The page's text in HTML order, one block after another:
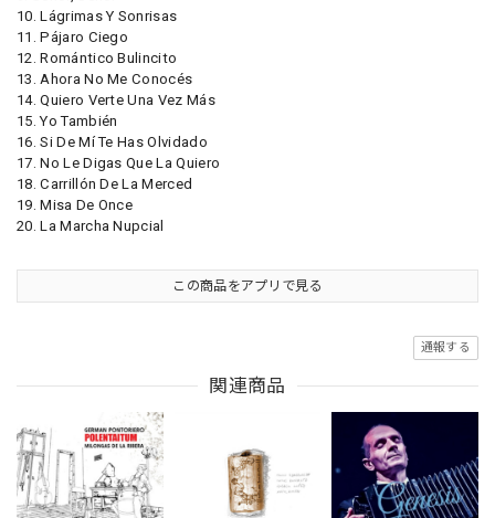
10. Lágrimas Y Sonrisas
11. Pájaro Ciego
12. Romántico Bulincito
13. Ahora No Me Conocés
14. Quiero Verte Una Vez Más
15. Yo También
16. Si De Mí Te Has Olvidado
17. No Le Digas Que La Quiero
18. Carrillón De La Merced
19. Misa De Once
20. La Marcha Nupcial
この商品をアプリで見る
通報する
関連商品